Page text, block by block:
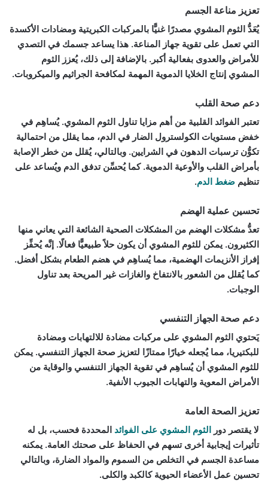
تعزيز مناعة الجسم
يُعَدُّ الثوم المشوي مصدرًا غنيًّا بالمركبات الكبريتية ومضادات الأكسدة
التي تعمل على تقوية جهاز المناعة. هذا يساعد جسمك في التصدي
للأمراض والعدوى بفعالية أكبر. بالإضافة إلى ذلك، يُعزز الثوم
المشوي إنتاج الخلايا الدموية المهمة لمكافحة الجراثيم والميكروبات.
دعم صحة القلب
تعتبر الفوائد القلبية من أهم مزايا تناول الثوم المشوي. يُساهِم في
خفض مستويات الكولسترول الضار في الدم، مما يقلل من احتمالية
تكوُّن ترسبات الدهون في الشرايين. وبالتالي، يُقلل من خطر الإصابة
بأمراض القلب والأوعية الدموية. كما يُحسِّن تدفق الدم ويُساعد على
تنظيم ضغط الدم.
تحسين عملية الهضم
تعدُّ مشكلات الهضم من المشكلات الصحية الشائعة التي يعاني منها
الكثيرون. يمكن للثوم المشوي أن يكون حلاً طبيعيًّا فعالًا. إنَّه يُحفِّز
إفراز الأنزيمات الهضمية، مما يُساهِم في هضم الطعام بشكل أفضل.
كما يُقلل من الشعور بالانتفاخ والغازات غير المريحة بعد تناول
الوجبات.
دعم صحة الجهاز التنفسي
يَحتوي الثوم المشوي على مركبات مضادة للالتهابات ومضادة
للبكتيريا، مما يُجعله خيارًا ممتازًا لتعزيز صحة الجهاز التنفسي. يمكن
للثوم المشوي أن يُساهِم في تقوية الجهاز التنفسي والوقاية من
الأمراض المعوية والتهابات الجيوب الأنفية.
تعزيز الصحة العامة
لا يقتصر دور الثوم المشوي على الفوائد المحددة فحسب، بل له
تأثيرات إيجابية أخرى تسهم في الحفاظ على صحتك العامة. يمكنه
مساعدة الجسم في التخلص من السموم والمواد الضارة، وبالتالي
تحسين عمل الأعضاء الحيوية كالكبد والكلى.